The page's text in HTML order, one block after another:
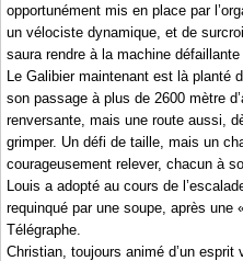
opportunément mis en place par
un vélociste dynamique, et de
saura rendre à la machine
Le Galibier maintenant est là
son passage à plus de 2600 mètre
renversante, mais une route aussi,
grimper. Un défi de taille, mais un
courageusement relever, chacun à
Louis a adopté au cours de
requinqué par une soupe, après
Télégraphe.
Christian, toujours animé d’un